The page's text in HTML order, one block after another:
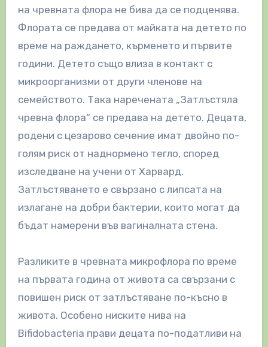
на чревната флора не бива да се подценява.
Флората се предава от майката на детето по
време на раждането, кърменето и първите
години. Детето също влиза в контакт с
микроорганизми от други членове на
семейството. Така наречената „Затлъстяла
чревна флора“ се предава на детето. Децата,
родени с цезарово сечение имат двойно по-
голям риск от наднормено тегло, според
изследване на учени от Харвард.
Затлъстяването е свързано с липсата на
излагане на добри бактерии, които могат да
бъдат намерени във вагиналната стена.
Разликите в чревната микрофлора по време
на първата година от живота са свързани с
повишен риск от затлъстяване по-късно в
живота. Особено ниските нива на
Bifidobacteria прави децата по-податливи на